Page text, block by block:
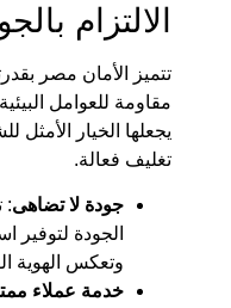
الالتزام
تتميز الأمان مصر
مقاومة للعوامل
يجعلها الخيار
تغليف فعالة.
جودة لا تضاهى:
الجودة لتوفير
وتعكس الهوية
خدمة عملاء